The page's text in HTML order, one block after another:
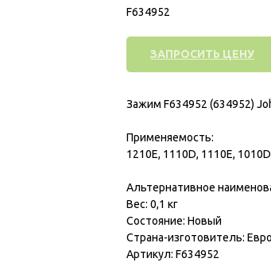
F634952
ЗАПРОСИТЬ ЦЕНУ
Зажим F634952 (634952)
Применяемость:
1210E, 1110D, 1110E,
Альтернативное
Вес: 0,1 кг
Состояние: Новый
Страна-изготовитель:
Артикул: F634952